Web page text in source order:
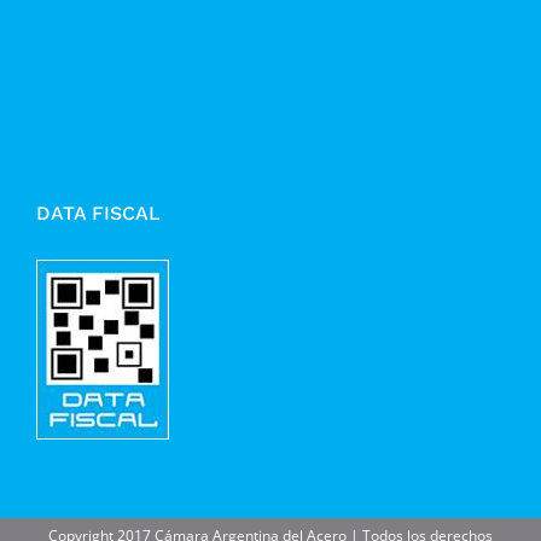
DATA FISCAL
Copyright 2017 Cámara Argentina del Acero | Todos los derechos